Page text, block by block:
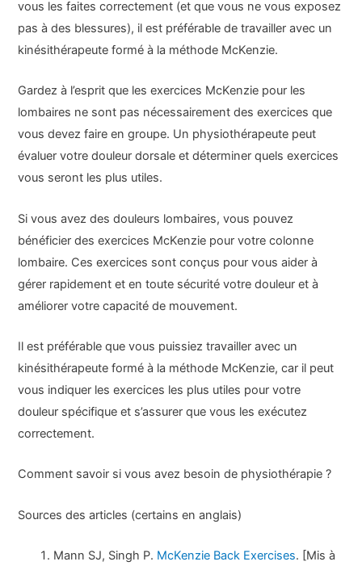
vous les faites correctement (et que vous ne vous exposez
pas à des blessures), il est préférable de travailler avec un
kinésithérapeute formé à la méthode McKenzie.
Gardez à l’esprit que les exercices McKenzie pour les
lombaires ne sont pas nécessairement des exercices que
vous devez faire en groupe. Un physiothérapeute peut
évaluer votre douleur dorsale et déterminer quels exercices
vous seront les plus utiles.
Si vous avez des douleurs lombaires, vous pouvez
bénéficier des exercices McKenzie pour votre colonne
lombaire. Ces exercices sont conçus pour vous aider à
gérer rapidement et en toute sécurité votre douleur et à
améliorer votre capacité de mouvement.
Il est préférable que vous puissiez travailler avec un
kinésithérapeute formé à la méthode McKenzie, car il peut
vous indiquer les exercices les plus utiles pour votre
douleur spécifique et s’assurer que vous les exécutez
correctement.
Comment savoir si vous avez besoin de physiothérapie ?
Sources des articles (certains en anglais)
Mann SJ, Singh P. McKenzie Back Exercises. [Mis à